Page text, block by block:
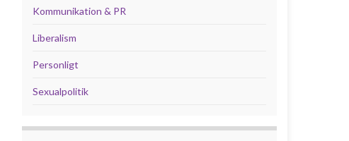
Kommunikation & PR
Liberalism
Personligt
Sexualpolitik